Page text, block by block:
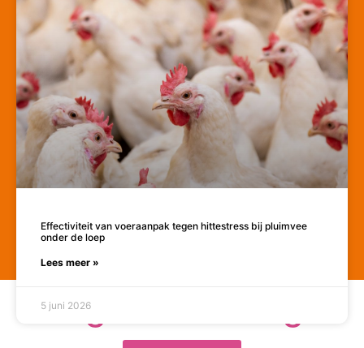
Effectiviteit van voeraanpak tegen hittestress bij pluimvee
onder de loep
Lees meer »
5 juni 2026
Veelgestelde vragen